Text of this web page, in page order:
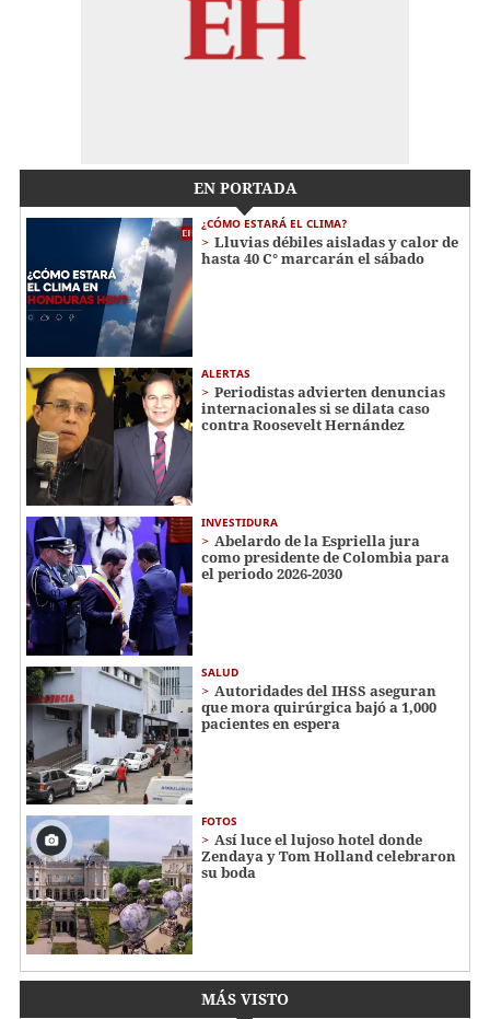
EN PORTADA
¿CÓMO ESTARÁ EL CLIMA?
Lluvias débiles aisladas y calor de
hasta 40 C° marcarán el sábado
ALERTAS
Periodistas advierten denuncias
internacionales si se dilata caso
contra Roosevelt Hernández
INVESTIDURA
Abelardo de la Espriella jura
como presidente de Colombia para
el periodo 2026-2030
SALUD
Autoridades del IHSS aseguran
que mora quirúrgica bajó a 1,000
pacientes en espera
FOTOS
Así luce el lujoso hotel donde
Zendaya y Tom Holland celebraron
su boda
MÁS VISTO